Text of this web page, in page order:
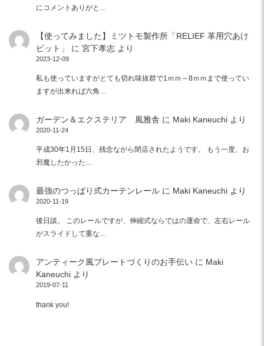
にコメントありがと…
【使ってみました】ミツトモ製作所「RELIEF 革用穴あけ
ビット」
に 宮下孝志より
2023-12-09
私も使っていますがとても切れ味抜群で1ｍｍ～8ｍｍまで使ってい
ますが出来れば六角…
ガーデン＆エクステリア 風雅舎 に Maki Kaneuchiより
2020-11-24
平成30年1月15日、残念ながら閉店されたようです。 もう一度、お
邪魔したかった…
最強のつっぱり式カーテンレールに Maki Kaneuchiより
2020-11-19
後日談。 このレールですが、伸縮式ならではの運命で、左右レール
がスライドして重な…
アンティーク風プレートづくりのお手伝いに Maki
Kaneuchiより
2019-07-11
thank you!